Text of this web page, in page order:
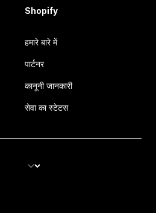
Shopify
हमारे बारे में
पार्टनर
कानूनी जानकारी
सेवा का स्टेटस